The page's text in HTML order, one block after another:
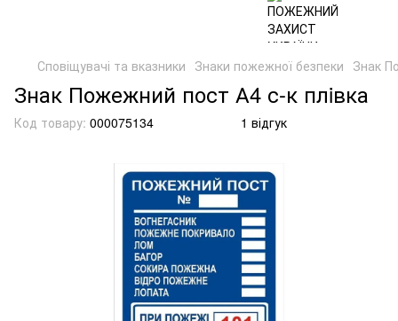
Сповіщувачі та вказники Знаки пожежної безпеки Знак
Знак Пожежний пост А4 с-к плiвка
Код товару: 000075134 1 відгук